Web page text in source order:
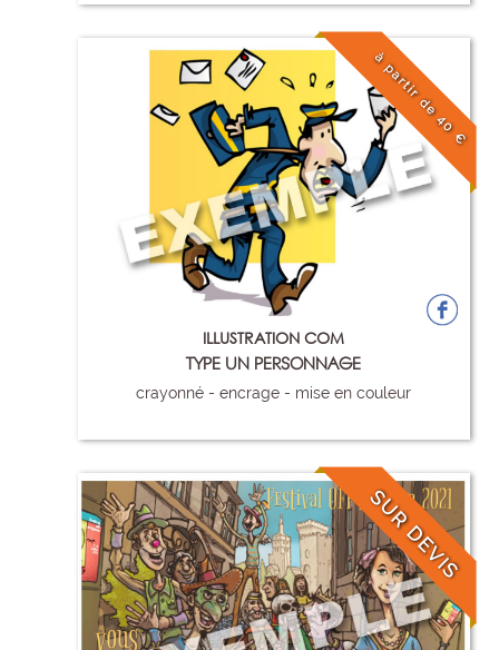
à partir de 40 €
ILLUSTRATION COM
TYPE UN PERSONNAGE
crayonné - encrage - mise en couleur
SUR DEVIS